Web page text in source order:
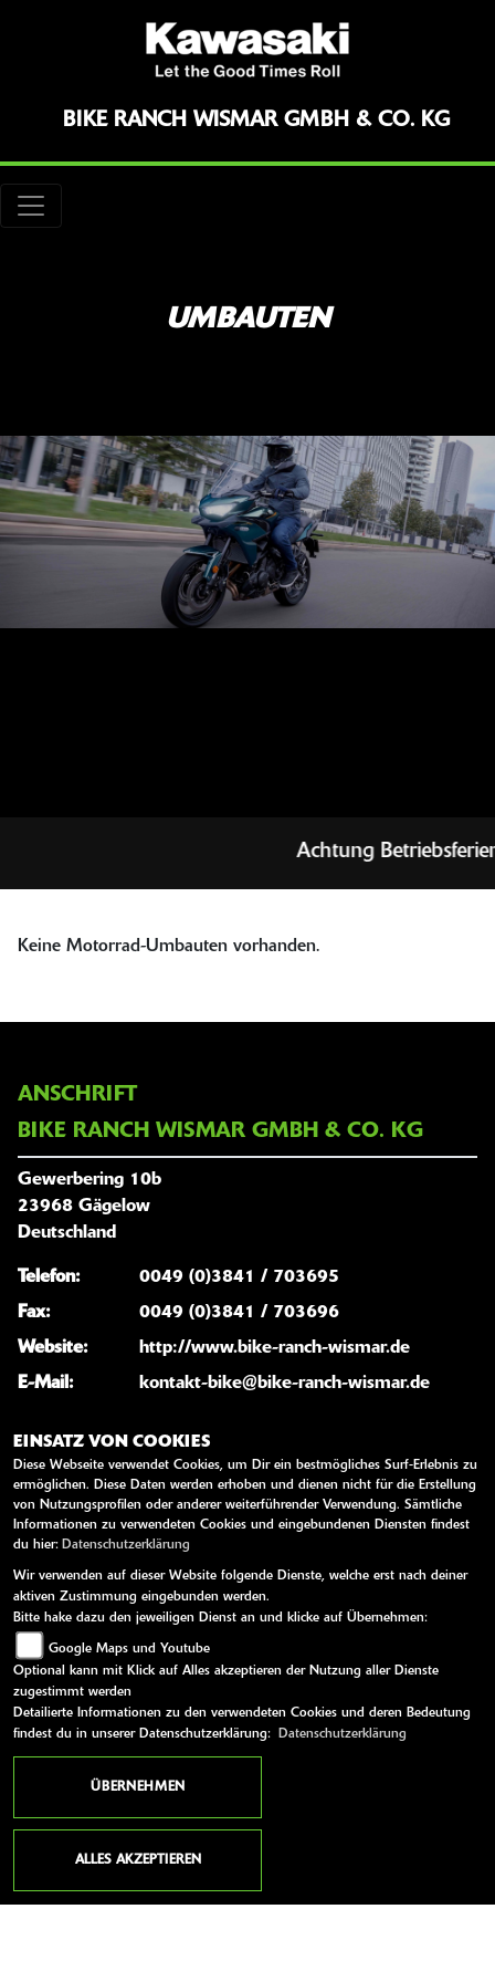
BIKE RANCH WISMAR GMBH & CO. KG
UMBAUTEN
Achtung
Keine Motorrad-Umbauten vorhanden.
ANSCHRIFT
BIKE RANCH WISMAR GMBH & CO. KG
Gewerbering 10b
23968 Gägelow
Deutschland
Telefon:
0049 (0)3841 / 703695
Fax:
0049 (0)3841 / 703696
Website:
http://www.bike-ranch-wismar.de
E-Mail:
kontakt-bike@bike-ranch-wismar.de
ÖFFNUNGSZEITEN
Montag:
09:00 - 18:00
Dienstag:
09:00 - 18:00
Mittwoch:
09:00 - 18:00
Donnerstag:
09:00 - 18:00
Freitag:
09:00 - 18:00
Samstag:
geschlossen
WEITERE LINKS
Kawasaki News
Kawasaki Handbücher
EINSATZ VON COOKIES
Diese Webseite verwendet Cookies, um Dir ein bestmögliches Surf-Erlebnis zu
ermöglichen. Diese Daten werden erhoben und dienen nicht für die Erstellung
von Nutzungsprofilen oder anderer weiterführender Verwendung. Sämtliche
Informationen zu verwendeten Cookies und eingebundenen Diensten findest
du hier: Datenschutzerklärung
Wir verwenden auf dieser Website folgende Dienste, welche erst nach deiner
aktiven Zustimmung eingebunden werden.
Bitte hake dazu den jeweiligen Dienst an und klicke auf Übernehmen:
Google Maps und Youtube
Optional kann mit Klick auf Alles akzeptieren der Nutzung aller Dienste
zugestimmt werden
Detailierte Informationen zu den verwendeten Cookies und deren Bedeutung
findest du in unserer Datenschutzerklärung:
Datenschutzerklärung
ÜBERNEHMEN
ALLES AKZEPTIEREN